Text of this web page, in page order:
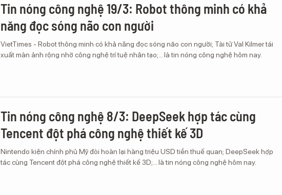
Tin nóng công nghệ 19/3: Robot thông minh có khả
năng đọc sóng não con người
VietTimes - Robot thông minh có khả năng đọc sóng não con người; Tài tử Val Kilmer tái
xuất màn ảnh rộng nhờ công nghệ trí tuệ nhân tạo;... là tin nóng công nghệ hôm nay.
Tin nóng công nghệ 8/3: DeepSeek hợp tác cùng
Tencent đột phá công nghệ thiết kế 3D
Nintendo kiện chính phủ Mỹ đòi hoàn lại hàng triệu USD tiền thuế quan; DeepSeek hợp
tác cùng Tencent đột phá công nghệ thiết kế 3D;... là tin nóng công nghệ hôm nay.